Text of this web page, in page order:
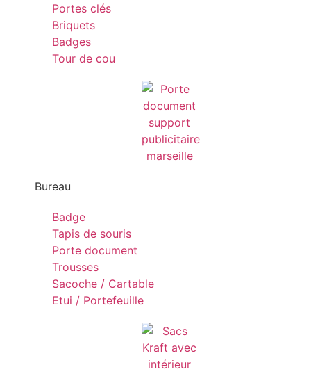
Portes clés
Briquets
Badges
Tour de cou
Bureau
Badge
Tapis de souris
Porte document
Trousses
Sacoche / Cartable
Etui / Portefeuille